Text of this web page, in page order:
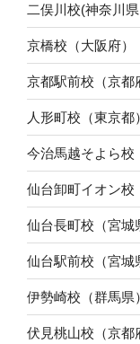
二俣川校(神奈川県
京橋校（大阪府）
京都駅前校（京都
人形町校（東京都）
今治馬越そよら校
仙台卸町イオン校
仙台長町校（宮城
仙台駅前校（宮城
伊勢崎校（群馬県）
伏見桃山校（京都